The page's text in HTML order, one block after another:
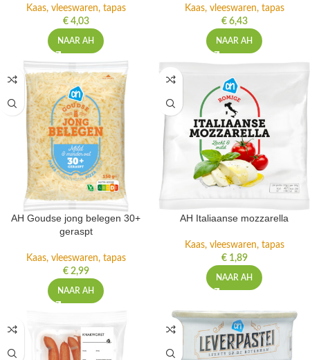
Kaas, vleeswaren, tapas
€4,03
NAAR AH
Kaas, vleeswaren, tapas
€6,43
NAAR AH
AH Goudse jong belegen 30+
geraspt
Kaas, vleeswaren, tapas
€2,99
NAAR AH
AH Italiaanse mozzarella
Kaas, vleeswaren, tapas
€1,89
NAAR AH